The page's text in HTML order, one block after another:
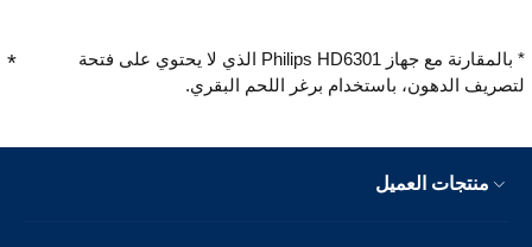
* بالمقارنة مع جهاز Philips HD6301 الذي لا يحتوي على فتحة
لتصريف الدهون، باستخدام برغر اللحم البقري.
منتجات العميل